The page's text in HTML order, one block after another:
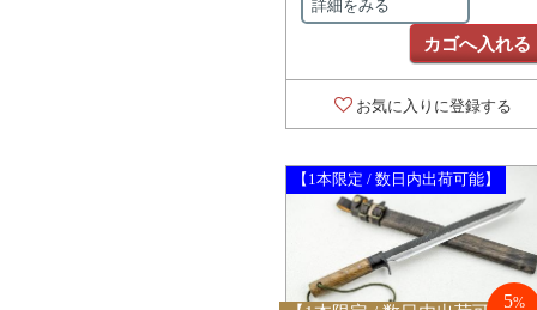
詳細をみる
カゴへ入れる
お気に入りに登録する
【1本限定 / 数日内出荷可能】
5%